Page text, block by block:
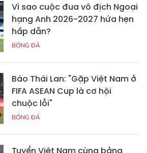
Vì sao cuộc đua vô địch Ngoại
hạng Anh 2026-2027 hứa hẹn
hấp dẫn?
BÓNG ĐÁ
Báo Thái Lan: "Gặp Việt Nam ở
FIFA ASEAN Cup là cơ hội
chuộc lỗi"
BÓNG ĐÁ